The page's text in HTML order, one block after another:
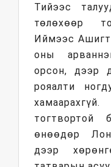
Тийээс
төлөхөөр
Иймээс
оны
орсон, дээр
рояалти
тогтвортой
өнөөдөр
дээр